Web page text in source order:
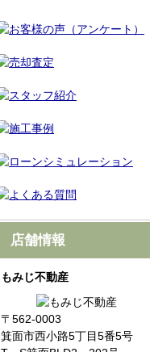
店舗情報
もみじ不動産
〒562-0003
箕面市西小路5丁目5番5号